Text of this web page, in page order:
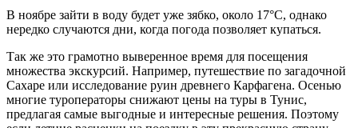
В ноябре зайти в воду будет уже зябко, около 17°C, однако
нередко случаются дни, когда погода позволяет купаться.
Так же это грамотно выверенное время для посещения
множества экскурсий. Например, путешествие по загадочной
Сахаре или исследование руин древнего Карфагена. Осенью
многие туроператоры снижают цены на туры в Тунис,
предлагая самые выгодные и интересные решения. Поэтому